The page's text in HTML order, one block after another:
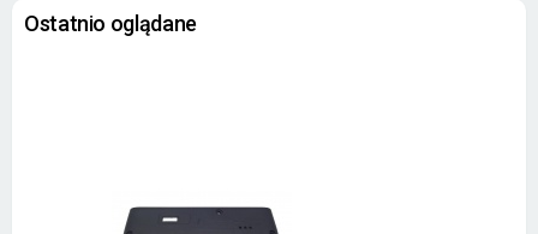
Ostatnio oglądane